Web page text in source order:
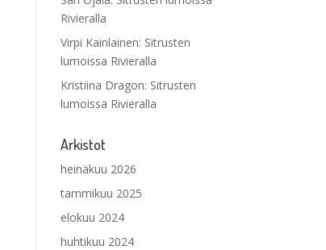
Rivieralla
Virpi Kainlainen: Sitrusten
lumoissa Rivieralla
Kristiina Dragon: Sitrusten
lumoissa Rivieralla
Arkistot
heinäkuu 2026
tammikuu 2025
elokuu 2024
huhtikuu 2024